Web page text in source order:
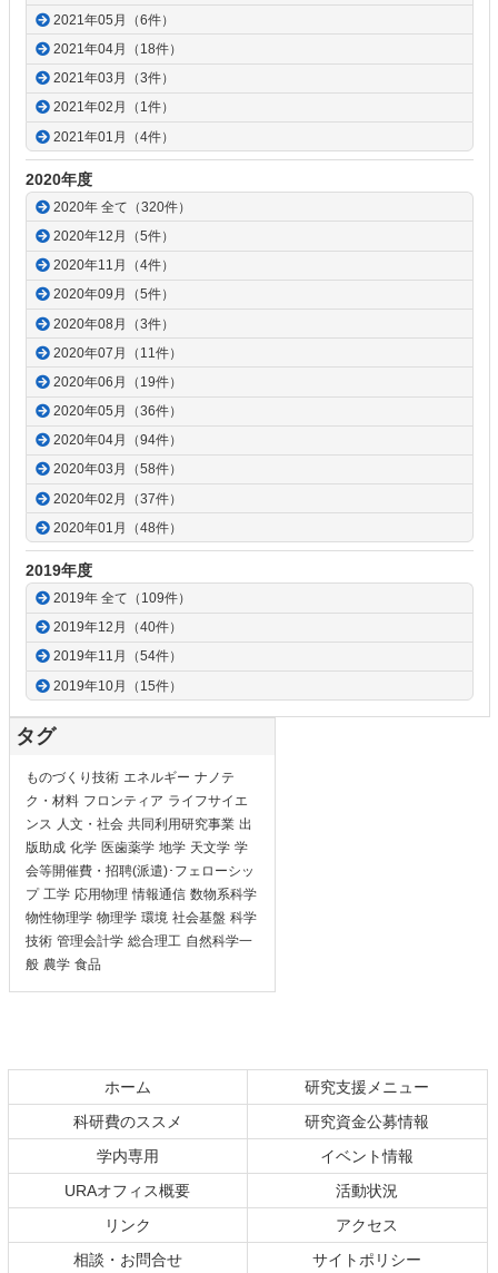
2021年05月（6件）
2021年04月（18件）
2021年03月（3件）
2021年02月（1件）
2021年01月（4件）
2020年度
2020年 全て（320件）
2020年12月（5件）
2020年11月（4件）
2020年09月（5件）
2020年08月（3件）
2020年07月（11件）
2020年06月（19件）
2020年05月（36件）
2020年04月（94件）
2020年03月（58件）
2020年02月（37件）
2020年01月（48件）
2019年度
2019年 全て（109件）
2019年12月（40件）
2019年11月（54件）
2019年10月（15件）
タグ
ものづくり技術 エネルギー ナノテ
ク・材料 フロンティア ライフサイエ
ンス 人文・社会 共同利用研究事業 出
版助成 化学 医歯薬学 地学 天文学 学
会等開催費・招聘(派遣)･フェローシッ
プ 工学 応用物理 情報通信 数物系科学
物性物理学 物理学 環境 社会基盤 科学
技術 管理会計学 総合理工 自然科学一
般 農学 食品
ホーム
研究支援メニュー
科研費のススメ
研究資金公募情報
学内専用
イベント情報
URAオフィス概要
活動状況
リンク
アクセス
相談・お問合せ
サイトポリシー